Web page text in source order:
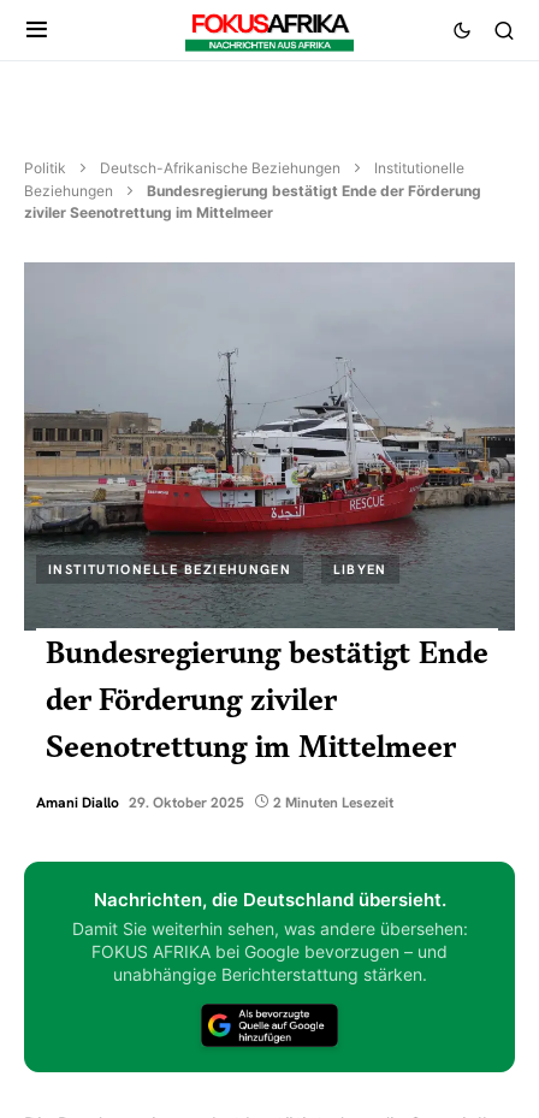
Politik Deutsch-Afrikanische Beziehungen
Institutionelle
Beziehungen
Bundesregierung bestätigt Ende der Förderung
ziviler Seenotrettung im Mittelmeer
INSTITUTIONELLE BEZIEHUNGEN LIBYEN
Bundesregierung bestätigt Ende
der Förderung ziviler
Seenotrettung im Mittelmeer
Amani Diallo 29. Oktober 2025 2 Minuten Lesezeit
Nachrichten, die Deutschland übersieht.
Damit Sie weiterhin sehen, was andere übersehen:
FOKUS AFRIKA bei Google bevorzugen – und
unabhängige Berichterstattung stärken.